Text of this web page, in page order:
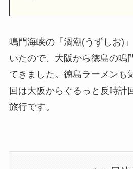
鳴門海峡の「渦潮(うずしお)
いたので、大阪から徳島の鳴
てきました。徳島ラーメンも
回は大阪からぐるっと反時計
旅行です。